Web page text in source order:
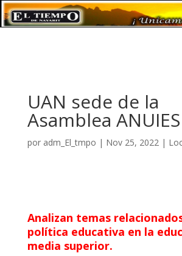
UAN sede de la
Asamblea ANUIES
por adm_El_tmpo | Nov 25, 2022 |
Analizan temas
política educativa en la
media superior.